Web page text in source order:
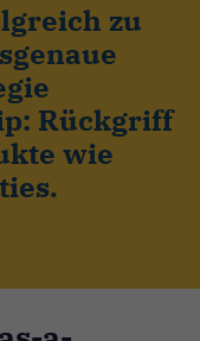
zu
Rückgriff
wie